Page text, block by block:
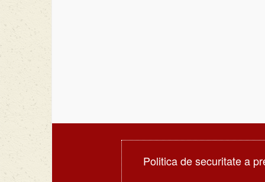
Politica de securitate a